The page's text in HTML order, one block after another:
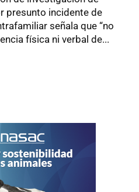
presunto incidente de
señala que “no
física ni verbal de...